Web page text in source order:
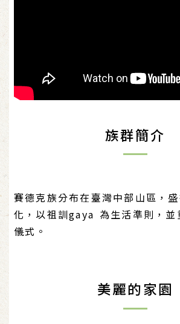
族群簡介
賽德克族分布在臺灣中部山區，
化，以祖訓gaya 為生活準則，並
儀式。
美麗的家園